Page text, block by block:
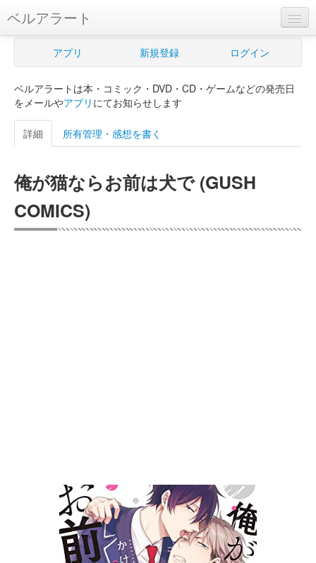
ベルアラート
ベルアラートとは
新規登録
ログイン
購入管理
Myシェルフ
アプリ 新規登録 ログイン
ベルアラートは本・コミック・DVD・CD・ゲームなどの発売日
をメールやアプリ にてお知らせします
詳細 所有管理・感想を書く
俺が猫ならお前は犬で (GUSH
COMICS)